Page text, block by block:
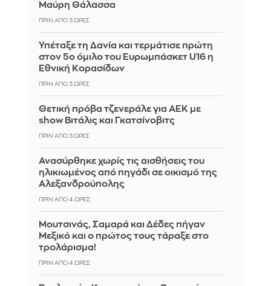
Μαύρη Θάλασσα
ΠΡΙΝ ΑΠΌ 3 ΏΡΕΣ
Υπέταξε τη Δανία και τερμάτισε πρώτη
στον 5ο όμιλο του Ευρωμπάσκετ U16 η
Εθνική Κορασίδων
ΠΡΙΝ ΑΠΌ 3 ΏΡΕΣ
Θετική πρόβα τζενεράλε για ΑΕΚ με
show Βιτάλις και Γκατσίνοβιτς
ΠΡΙΝ ΑΠΌ 3 ΏΡΕΣ
Ανασύρθηκε χωρίς τις αισθήσεις του
ηλικιωμένος από πηγάδι σε οικισμό της
Αλεξανδρούπολης
ΠΡΙΝ ΑΠΌ 4 ΏΡΕΣ
Μουτσινάς, Σαμαρά και Δέδες πήγαν
Μεξικό και ο πρώτος τους τάραξε στο
τρολάρισμα!
ΠΡΙΝ ΑΠΌ 4 ΏΡΕΣ